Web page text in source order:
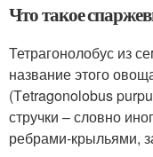
Что такое
Тетрагонолобус из
название этого
(Тetragonolobus
стручки – словно
ребрами-крыльями,